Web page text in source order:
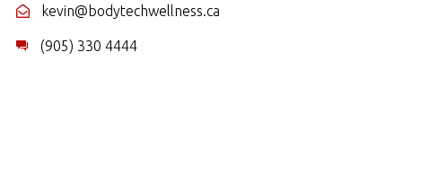
kevin@bodytechwellness.ca
(905) 330 4444